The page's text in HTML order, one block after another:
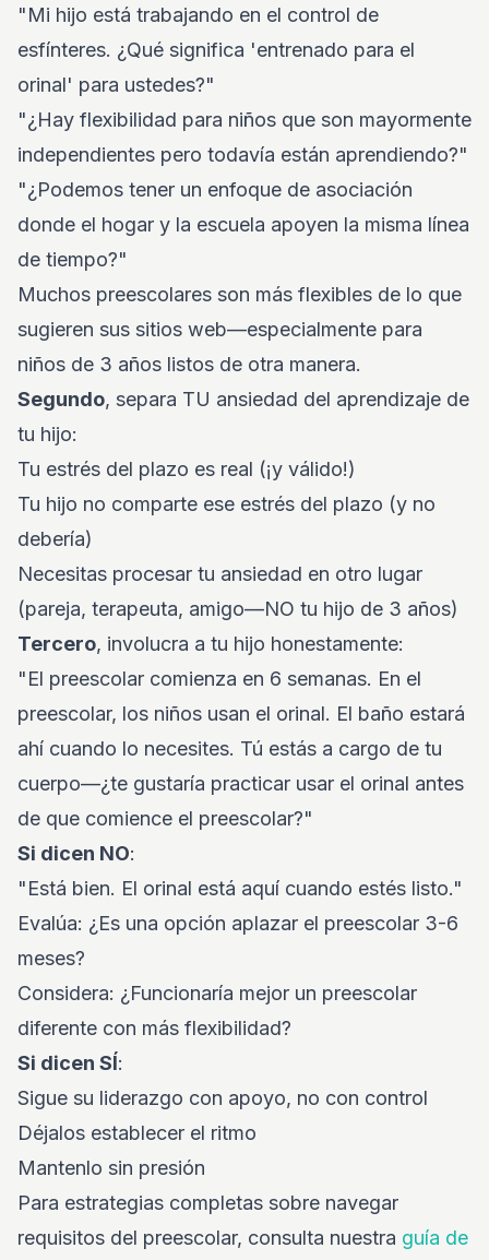
"Mi hijo está trabajando en el control de
esfínteres. ¿Qué significa 'entrenado para el
orinal' para ustedes?"
"¿Hay flexibilidad para niños que son mayormente
independientes pero todavía están aprendiendo?"
"¿Podemos tener un enfoque de asociación
donde el hogar y la escuela apoyen la misma línea
de tiempo?"
Muchos preescolares son más flexibles de lo que
sugieren sus sitios web—especialmente para
niños de 3 años listos de otra manera.
Segundo, separa TU ansiedad del aprendizaje de
tu hijo:
Tu estrés del plazo es real (¡y válido!)
Tu hijo no comparte ese estrés del plazo (y no
debería)
Necesitas procesar tu ansiedad en otro lugar
(pareja, terapeuta, amigo—NO tu hijo de 3 años)
Tercero, involucra a tu hijo honestamente:
"El preescolar comienza en 6 semanas. En el
preescolar, los niños usan el orinal. El baño estará
ahí cuando lo necesites. Tú estás a cargo de tu
cuerpo—¿te gustaría practicar usar el orinal antes
de que comience el preescolar?"
Si dicen NO:
"Está bien. El orinal está aquí cuando estés listo."
Evalúa: ¿Es una opción aplazar el preescolar 3-6
meses?
Considera: ¿Funcionaría mejor un preescolar
diferente con más flexibilidad?
Si dicen SÍ:
Sigue su liderazgo con apoyo, no con control
Déjalos establecer el ritmo
Mantenlo sin presión
Para estrategias completas sobre navegar
requisitos del preescolar, consulta nuestra guía de